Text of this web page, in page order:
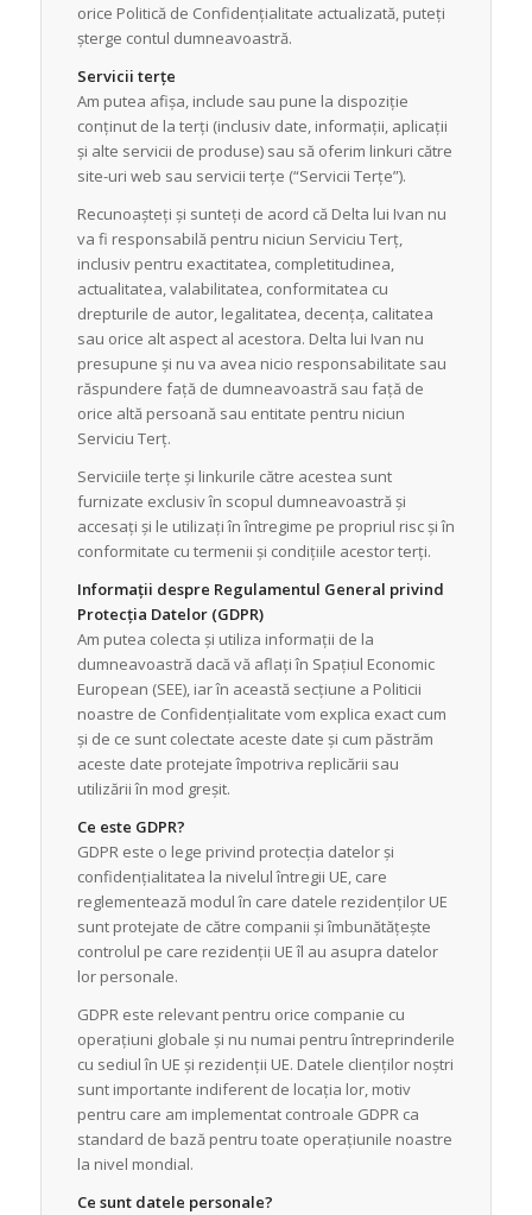
orice Politică de Confidențialitate actualizată, puteți
șterge contul dumneavoastră.
Servicii terțe
Am putea afișa, include sau pune la dispoziție
conținut de la terți (inclusiv date, informații, aplicații
și alte servicii de produse) sau să oferim linkuri către
site-uri web sau servicii terțe (“Servicii Terțe”).
Recunoașteți și sunteți de acord că Delta lui Ivan nu
va fi responsabilă pentru niciun Serviciu Terț,
inclusiv pentru exactitatea, completitudinea,
actualitatea, valabilitatea, conformitatea cu
drepturile de autor, legalitatea, decența, calitatea
sau orice alt aspect al acestora. Delta lui Ivan nu
presupune și nu va avea nicio responsabilitate sau
răspundere față de dumneavoastră sau față de
orice altă persoană sau entitate pentru niciun
Serviciu Terț.
Serviciile terțe și linkurile către acestea sunt
furnizate exclusiv în scopul dumneavoastră și
accesați și le utilizați în întregime pe propriul risc și în
conformitate cu termenii și condițiile acestor terți.
Informații despre Regulamentul General privind
Protecția Datelor (GDPR)
Am putea colecta și utiliza informații de la
dumneavoastră dacă vă aflați în Spațiul Economic
European (SEE), iar în această secțiune a Politicii
noastre de Confidențialitate vom explica exact cum
și de ce sunt colectate aceste date și cum păstrăm
aceste date protejate împotriva replicării sau
utilizării în mod greșit.
Ce este GDPR?
GDPR este o lege privind protecția datelor și
confidențialitatea la nivelul întregii UE, care
reglementează modul în care datele rezidenților UE
sunt protejate de către companii și îmbunătățește
controlul pe care rezidenții UE îl au asupra datelor
lor personale.
GDPR este relevant pentru orice companie cu
operațiuni globale și nu numai pentru întreprinderile
cu sediul în UE și rezidenții UE. Datele clienților noștri
sunt importante indiferent de locația lor, motiv
pentru care am implementat controale GDPR ca
standard de bază pentru toate operațiunile noastre
la nivel mondial.
Ce sunt datele personale?